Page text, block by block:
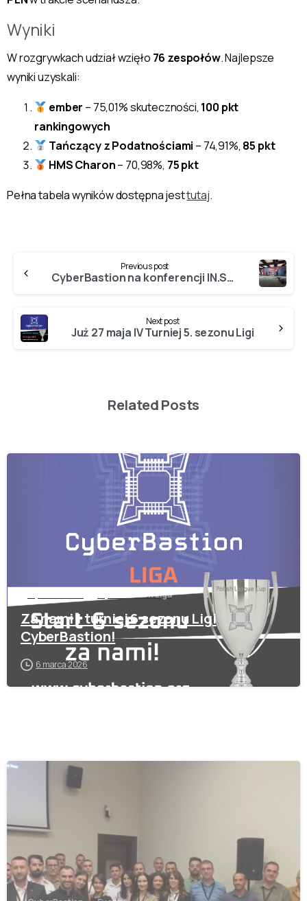
Wyniki
W rozgrywkach udział wzięło 76 zespołów. Najlepsze
wyniki uzyskali:
ember – 75,01% skuteczności, 100 pkt
rankingowych
Tańczący z Podatnościami – 74,91%, 85 pkt
HMS Charon– 70,98%, 75 pkt
Pełna tabela wyników dostępna jesttutaj.
Reading
Previous post
CyberBastion na konferencji IN.SE.CON 2025!
Next post
Już 27 maja IV Turniej 5. sezonu Ligi
Related Posts
CyberBastion Liga
Za nami 1 turniej 6 sezonu Ligi
CyberBastion!
6 marca 2026